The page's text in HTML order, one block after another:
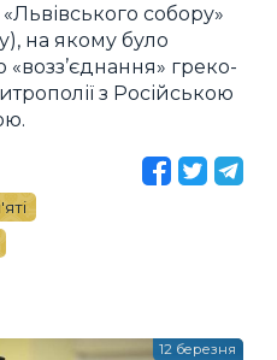
собору»
на якому було
греко-
з Російською
12 березня